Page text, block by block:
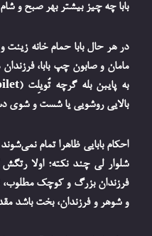
بابا چه چیز بیشتر بهر صبح و
در هر حال بابا حمام خانه زینت
مامان و صابون چپ بابا،
بالایی روشویی یا شست و شوی
احکام بابایی ظاهرا تمام
شلوار لی چند نکته؛ اولا
فرزندان بزرگ و کوچک مطلوب،
و شوهر و فرزندان، بخت باشد